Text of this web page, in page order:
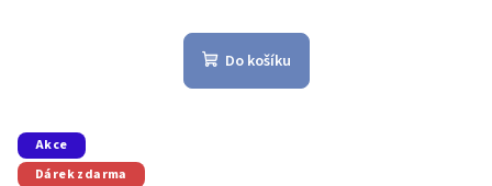
Do košíku
Akce
Dárek zdarma